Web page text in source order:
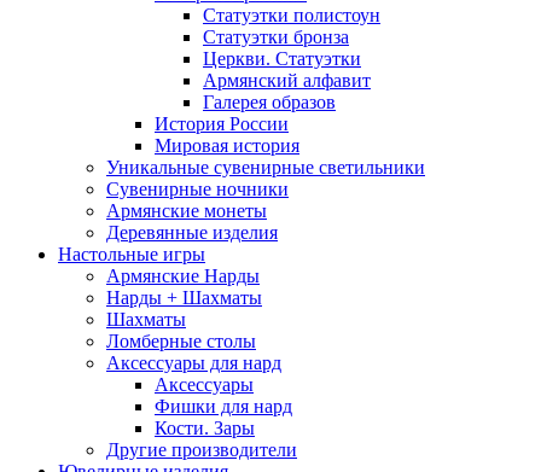
Статуэтки полистоун
Статуэтки бронза
Церкви. Статуэтки
Армянский алфавит
Галерея образов
История России
Мировая история
Уникальные сувенирные светильники
Сувенирные ночники
Армянские монеты
Деревянные изделия
Настольные игры
Армянские Нарды
Нарды + Шахматы
Шахматы
Ломберные столы
Аксессуары для нард
Аксессуары
Фишки для нард
Кости. Зары
Другие производители